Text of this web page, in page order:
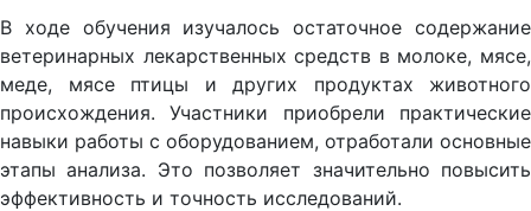
В ходе обучения изучалось остаточное содержание
ветеринарных лекарственных средств в молоке, мясе,
меде, мясе птицы и других продуктах животного
происхождения. Участники приобрели практические
навыки работы с оборудованием, отработали основные
этапы анализа. Это позволяет значительно повысить
эффективность и точность исследований.